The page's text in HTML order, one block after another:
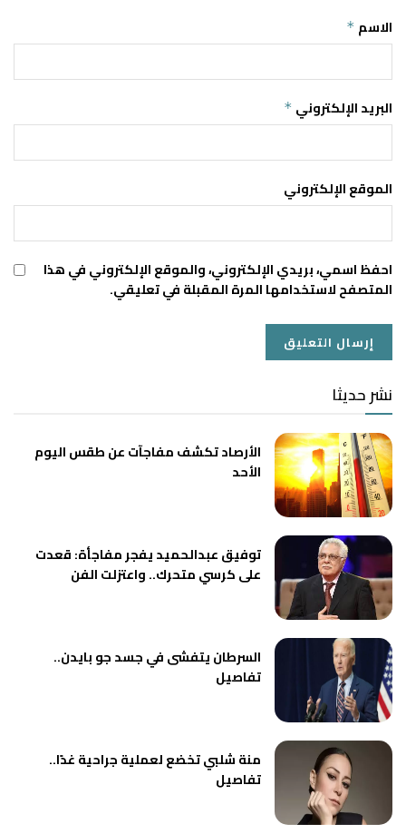
الاسم *
البريد الإلكتروني *
الموقع الإلكتروني
احفظ اسمي، بريدي الإلكتروني، والموقع الإلكتروني في هذا
المتصفح لاستخدامها المرة المقبلة في تعليقي.
نشر حديثا
الأرصاد تكشف مفاجآت عن طقس اليوم
الأحد
توفيق عبدالحميد يفجر مفاجأة: قعدت
على كرسي متحرك.. واعتزلت الفن
السرطان يتفشى في جسد جو بايدن..
تفاصيل
منة شلبي تخضع لعملية جراحية غدًا..
تفاصيل